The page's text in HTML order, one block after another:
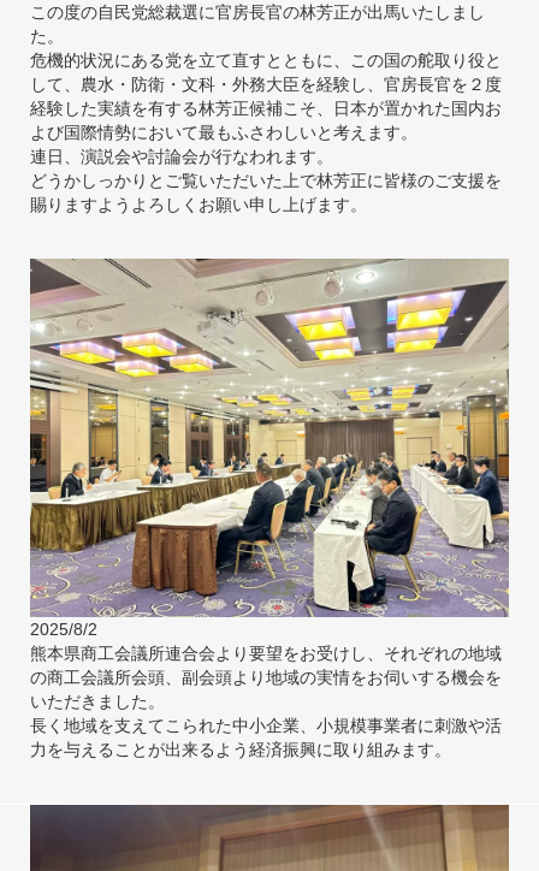
この度の自民党総裁選に官房長官の林芳正が出馬いたしまし
た。
危機的状況にある党を立て直すとともに、この国の舵取り役と
して、農水・防衛・文科・外務大臣を経験し、官房長官を２度
経験した実績を有する林芳正候補こそ、日本が置かれた国内お
よび国際情勢において最もふさわしいと考えます。
連日、演説会や討論会が行なわれます。
どうかしっかりとご覧いただいた上で林芳正に皆様のご支援を
賜りますようよろしくお願い申し上げます。
2025/8/2
熊本県商工会議所連合会より要望をお受けし、それぞれの地域
の商工会議所会頭、副会頭より地域の実情をお伺いする機会を
いただきました。
長く地域を支えてこられた中小企業、小規模事業者に刺激や活
力を与えることが出来るよう経済振興に取り組みます。